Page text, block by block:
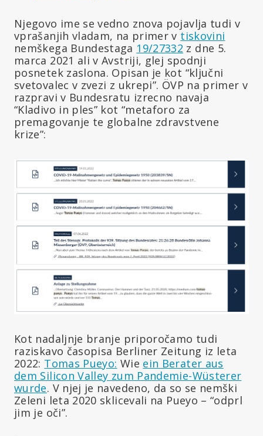
Njegovo ime se vedno znova pojavlja tudi v
vprašanjih vladam, na primer v tiskovini
nemškega Bundestaga 19/27332 z dne 5.
marca 2021 ali v Avstriji, glej spodnji
posnetek zaslona. Opisan je kot “ključni
svetovalec v zvezi z ukrepi”. ÖVP na primer v
razpravi v Bundesratu izrecno navaja
“Kladivo in ples” kot “metaforo za
premagovanje te globalne zdravstvene
krize”:
Kot nadaljnje branje priporočamo tudi
raziskavo časopisa Berliner Zeitung iz leta
2022: Tomas Pueyo: Wie ein Berater aus
dem Silicon Valley zum Pandemie-Wüsterer
wurde. V njej je navedeno, da so se nemški
Zeleni leta 2020 sklicevali na Pueyo – “odprl
jim je oči”.